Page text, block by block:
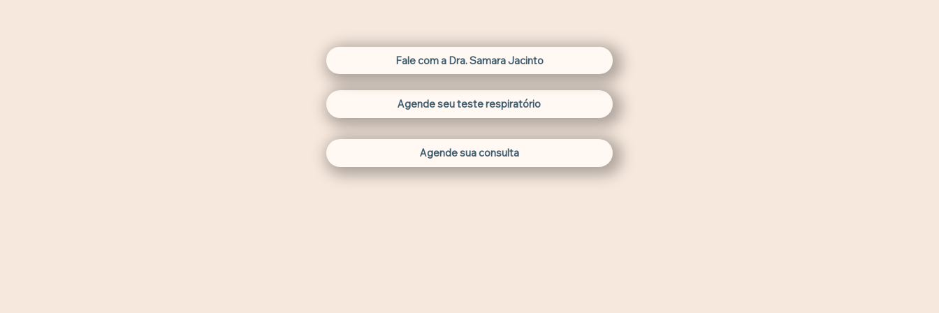
Fale com a Dra. Samara Jacinto
Agende seu teste respiratório
Agende sua consulta